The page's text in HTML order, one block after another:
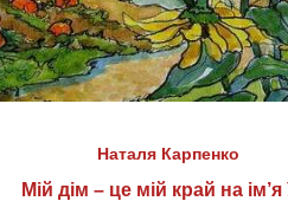
Наталя Карпенко
Мій дім – це мій край на ім’я